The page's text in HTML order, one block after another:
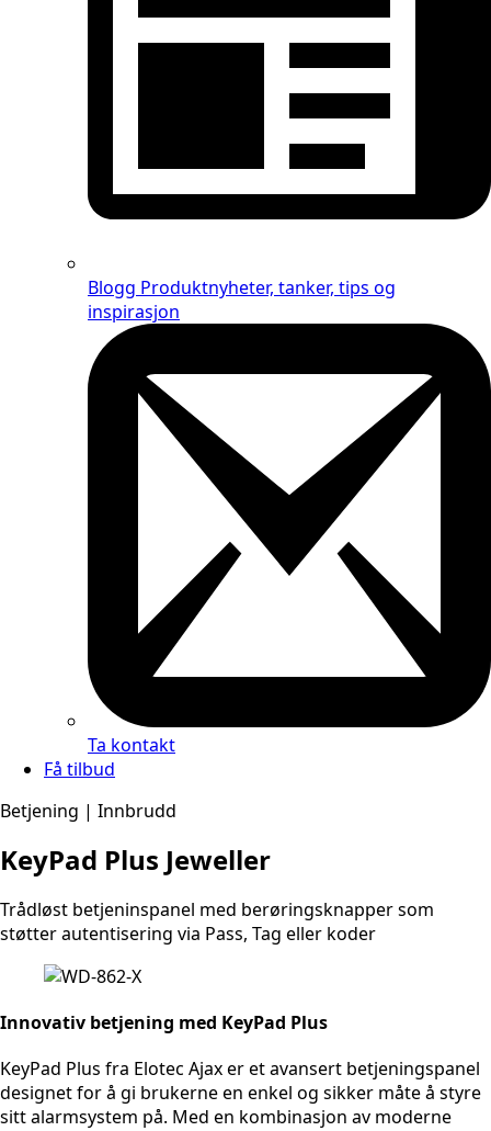
Blogg Produktnyheter, tanker, tips og
inspirasjon
Ta kontakt
Få tilbud
Betjening | Innbrudd
KeyPad Plus Jeweller
Trådløst betjeninspanel med berøringsknapper som
støtter autentisering via Pass, Tag eller koder
Innovativ betjening med KeyPad Plus
KeyPad Plus fra Elotec Ajax er et avansert betjeningspanel
designet for å gi brukerne en enkel og sikker måte å styre
sitt alarmsystem på. Med en kombinasjon av moderne